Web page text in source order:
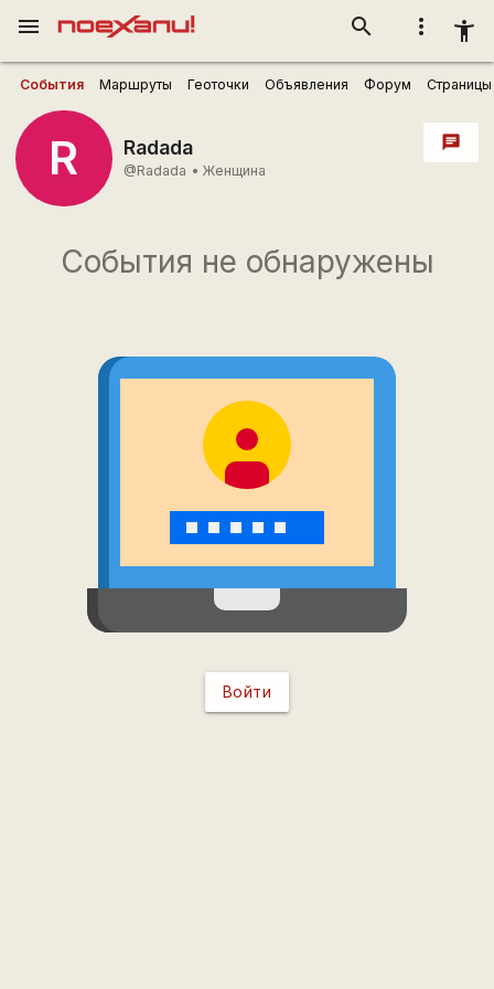
more_vert accessibility_new
search
menu
События Маршруты Геоточки Объявления Форум Страницы
R Radada
@Radada • Женщина
chat
События не обнаружены
Войти